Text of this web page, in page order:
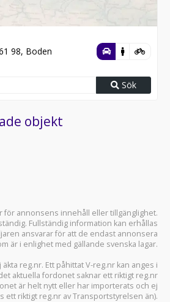
98, Boden
Sök
objekt
för annonsens innehåll eller tillgänglighet.
Fullständig information kan erhållas
ansvarar för att de endast annonsera
är i enlighet med gällande svenska lagar.
äkta reg.nr. Ett påhittat V-reg.nr kan anges i
aktuella fordonet saknar ett riktigt reg.nr
är helt nytt eller har importerats och ej
ett riktigt reg.nr av Transportstyrelsen än).